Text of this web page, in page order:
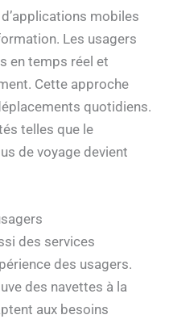
mobiles
Les usagers
en temps réel et
Cette approche
quotidiens.
telles que le
de voyage devient
des services
des usagers.
des navettes à la
aux besoins